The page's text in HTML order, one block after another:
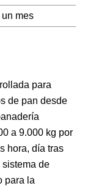
mes
para
de pan desde
a 9.000 kg por
hora, día tras
de
para la